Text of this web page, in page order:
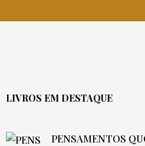
LIVROS EM DESTAQUE
PENSAMENTOS